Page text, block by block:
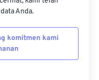
Anda.
komitmen kami